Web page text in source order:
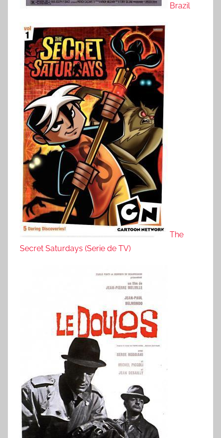
Brazil
The
Secret Saturdays (Serie de TV)